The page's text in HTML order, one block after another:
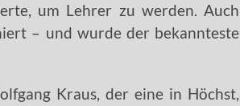
um Lehrer zu werden. Auch
– und wurde der bekannteste
Kraus, der eine in Höchst,